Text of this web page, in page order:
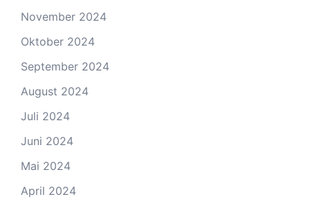
November 2024
Oktober 2024
September 2024
August 2024
Juli 2024
Juni 2024
Mai 2024
April 2024